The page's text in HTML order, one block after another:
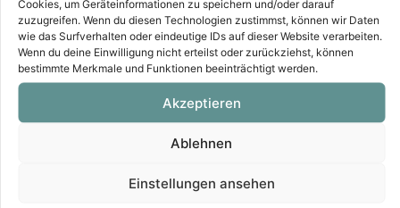
Cookies, um Geräteinformationen zu speichern und/oder darauf
zuzugreifen. Wenn du diesen Technologien zustimmst, können wir Daten
wie das Surfverhalten oder eindeutige IDs auf dieser Website verarbeiten.
Wenn du deine Einwilligung nicht erteilst oder zurückziehst, können
bestimmte Merkmale und Funktionen beeinträchtigt werden.
Akzeptieren
Ablehnen
Einstellungen ansehen